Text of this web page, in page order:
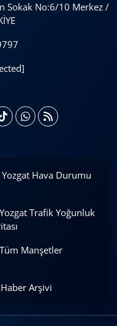
Sokak No:6/10 Merkez /
Yozgat Hava Durumu
Yozgat Trafik Yoğunluk
Tüm Manşetler
Haber Arşivi